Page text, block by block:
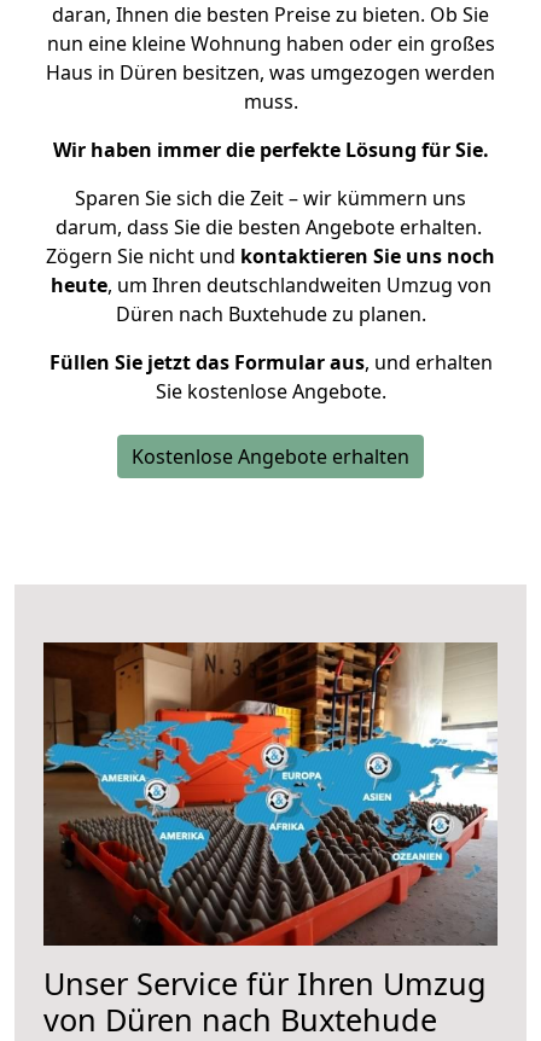
daran, Ihnen die besten Preise zu bieten. Ob Sie
nun eine kleine Wohnung haben oder ein großes
Haus in Düren besitzen, was umgezogen werden
muss.
Wir haben immer die perfekte Lösung für Sie.
Sparen Sie sich die Zeit – wir kümmern uns
darum, dass Sie die besten Angebote erhalten.
Zögern Sie nicht und kontaktieren Sie uns noch
heute, um Ihren deutschlandweiten Umzug von
Düren nach Buxtehude zu planen.
Füllen Sie jetzt das Formular aus, und erhalten
Sie kostenlose Angebote.
Kostenlose Angebote erhalten
Unser Service für Ihren Umzug
von Düren nach Buxtehude